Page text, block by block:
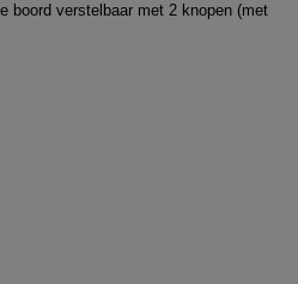
boord verstelbaar met 2 knopen (met